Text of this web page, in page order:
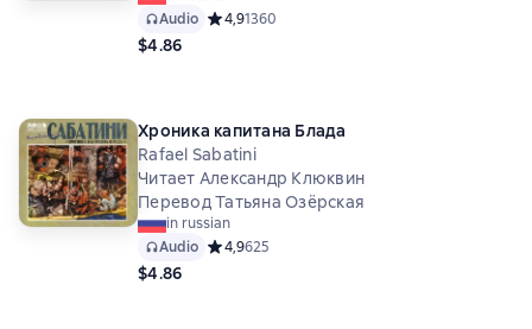
Audio Средний рейтинг 4,9 на основе 1360 оценок
4,91360
$4.86
Хроника капитана Блада
Rafael Sabatini
Читает Александр Клюквин
Перевод Татьяна Озёрская
in russian
Audio Средний рейтинг 4,9 на основе 625 оценок
4,9625
$4.86